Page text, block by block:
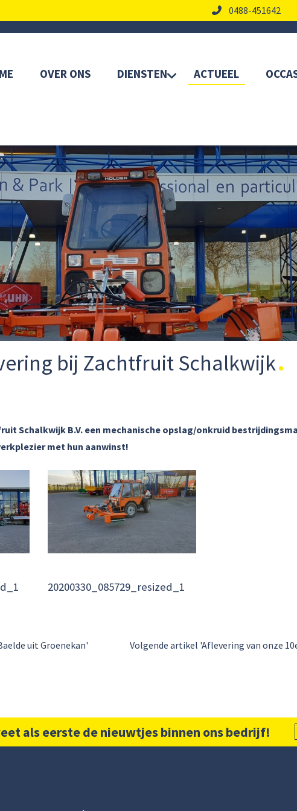
0488-451642
OVER ONS DIENSTEN ACTUEEL
bij Zachtfruit Schalkwijk
Schalkwijk B.V. een mechanische opslag/onkruid
met hun aanwinst!
20200330_085729_resized_1
Volgende artikel 'Aflevering van onze
uit Groenekan'
als eerste de nieuwtjes binnen ons bedrijf!